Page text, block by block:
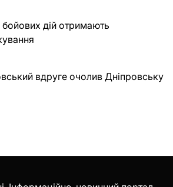
бойових дій отримають
вдруге очолив Дніпровську